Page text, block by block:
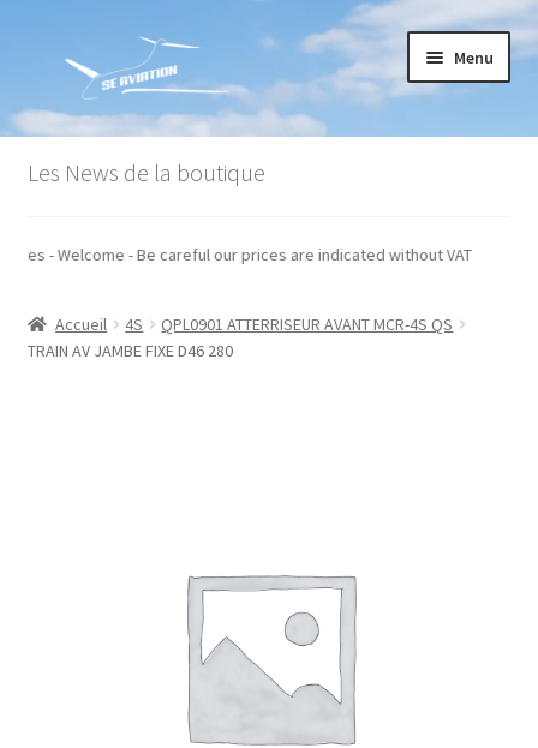
la
navigation
contenu
Menu
Accueil
Conditions générales de vente
Mon compte
Les News de la boutique
taxes - Welcome - Be careful our prices are indicated without VAT
Accueil 4S
QPL0901 ATTERRISEUR AVANT MCR-4S QS
TRAIN AV JAMBE FIXE D46 280